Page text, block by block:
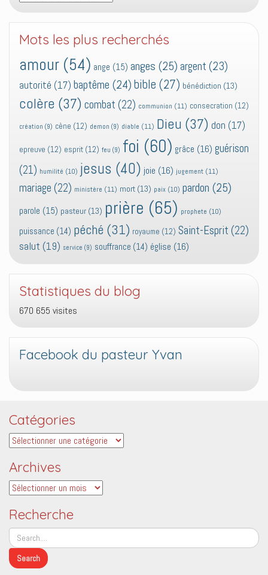
Mots les plus recherchés
amour (54) ange (15) anges (25) argent (23)
autorité (17) baptême (24) bible (27) bénédiction (13)
colère (37) combat (22) communion (11) consecration (12)
création (9) cène (12) demon (9) diable (11) Dieu (37) don (17)
epreuve (12) esprit (12) feu (9) foi (60) grâce (16) guérison
(21) humilité (10) jesus (40) joie (16) jugement (11)
mariage (22) ministère (11) mort (13) paix (10) pardon (25)
parole (15) pasteur (13) prière (65) prophete (10)
puissance (14) péché (31) royaume (12) Saint-Esprit (22)
salut (19) service (9) souffrance (14) église (16)
Statistiques du blog
670 655 visites
Facebook du pasteur Yvan
Catégories
Catégories
Archives
Archives
Recherche